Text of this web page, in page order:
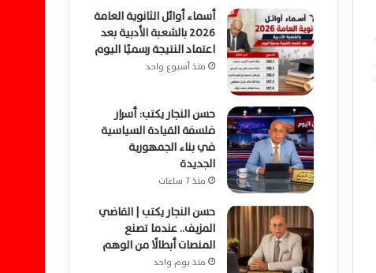
أسماء أوائل الثانوية العامة
2026 بالشعبة الأدبية بعد
اعتماد النتيجة رسميًا اليوم
منذ أسبوع واحد
حسن النجار يكتب: أسرار
فلسفة القيادة السياسية
في بناء الجمهورية
الجديدة
منذ 7 ساعات
حسن النجار يكتب | القاضي
المزيف.. عندما تصنع
المنصات أبطالًا من الوهم
منذ يوم واحد